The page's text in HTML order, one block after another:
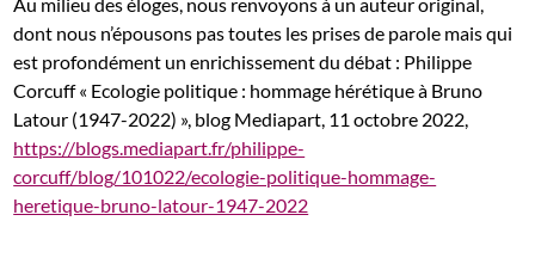
dont nous n’épousons pas toutes les prises de parole mais qui
est profondément un enrichissement du débat : Philippe
Corcuff « Ecologie politique : hommage hérétique à Bruno
Latour (1947-2022) », blog Mediapart, 11 octobre 2022,
https://blogs.mediapart.fr/philippe-
corcuff/blog/101022/ecologie-politique-hommage-
heretique-bruno-latour-1947-2022